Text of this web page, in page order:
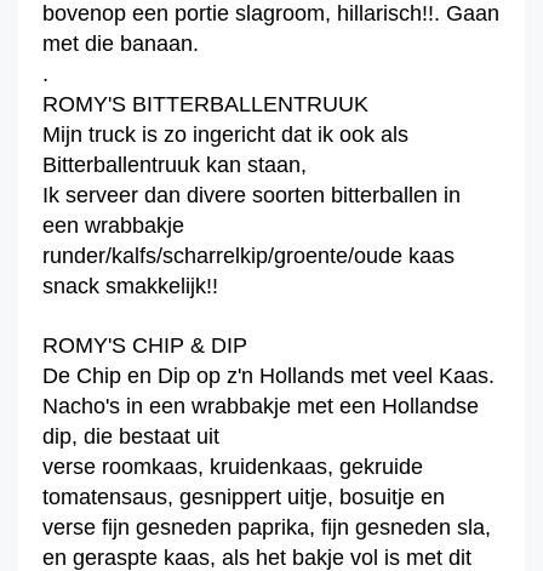
bovenop een portie slagroom, hillarisch!!. Gaan
met die banaan.
.
ROMY'S BITTERBALLENTRUUK
Mijn truck is zo ingericht dat ik ook als
Bitterballentruuk kan staan,
Ik serveer dan divere soorten bitterballen in
een wrabbakje
runder/kalfs/scharrelkip/groente/oude kaas
snack smakkelijk!!
ROMY'S CHIP & DIP
De Chip en Dip op z'n Hollands met veel Kaas.
Nacho's in een wrabbakje met een Hollandse
dip, die bestaat uit
verse roomkaas, kruidenkaas, gekruide
tomatensaus, gesnippert uitje, bosuitje en
verse fijn gesneden paprika, fijn gesneden sla,
en geraspte kaas, als het bakje vol is met dit